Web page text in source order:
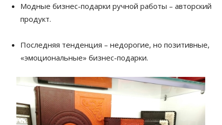
Модные бизнес-подарки ручной работы – авторский
продукт.
Последняя тенденция – недорогие, но позитивные,
«эмоциональные» бизнес-подарки.